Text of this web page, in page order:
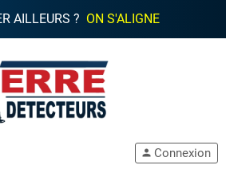
AILLEURS ? ON S'ALIGNE
person Connexion